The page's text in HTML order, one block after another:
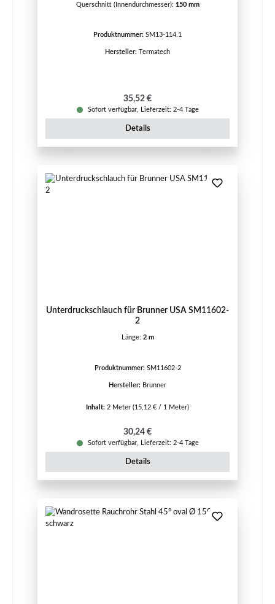
Querschnitt (Innendurchmesser): 150 mm
Produktnummer: SM13-114.1
Hersteller: Termatech
Regulärer Preis:
35,52 €
Sofort verfügbar, Lieferzeit: 2-4 Tage
Details
Unterdruckschlauch für Brunner USA SM11602-
2
Länge: 2 m
Produktnummer: SM11602-2
Hersteller: Brunner
Inhalt: 2 Meter (15,12 € / 1 Meter)
Regulärer Preis:
30,24 €
Sofort verfügbar, Lieferzeit: 2-4 Tage
Details